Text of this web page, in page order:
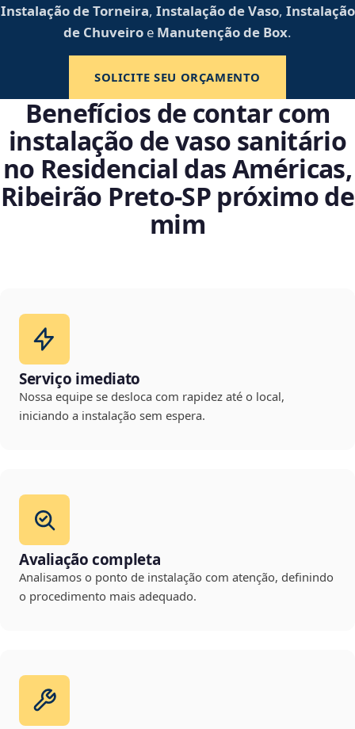
Instalação de Torneira, Instalação de Vaso, Instalação
de Chuveiro e Manutenção de Box.
SOLICITE SEU ORÇAMENTO
Benefícios de contar com
instalação de vaso sanitário
no Residencial das Américas,
Ribeirão Preto‑SP próximo de
mim
Serviço imediato
Nossa equipe se desloca com rapidez até o local,
iniciando a instalação sem espera.
Avaliação completa
Analisamos o ponto de instalação com atenção, definindo
o procedimento mais adequado.